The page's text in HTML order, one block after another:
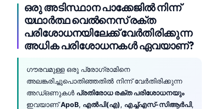
ഒരു അടിസ്ഥാന പാക്കേജിൽ നിന്ന്
യഥാർത്ഥ വെൽനെസ് രക്ത
പരിശോധനയിലേക്ക് വേർതിരിക്കുന്ന
അധിക പരിശോധനകൾ ഏവയാണ്?
ഗൗരവമുള്ള ഒരു പ്രോഗ്രാമിനെ
അലങ്കരിച്ചുപൊതിഞ്ഞതിൽ നിന്ന് വേർതിരിക്കുന്ന
അഡ്ഒണുകൾ പ്രതിരോധ രക്ത പരിശോധനയും
ഇവയാണ്ApoB, എൽപി(എ), എച്ച്എസ്-സിആർപി,